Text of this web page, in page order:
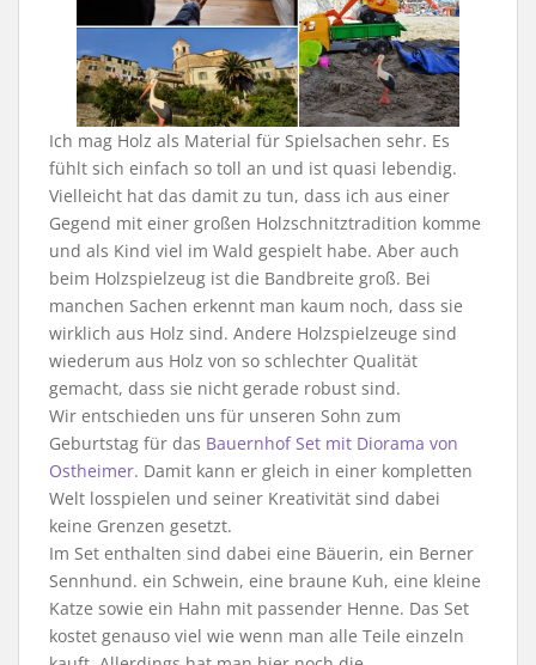
Ich mag Holz als Material für Spielsachen sehr. Es
fühlt sich einfach so toll an und ist quasi lebendig.
Vielleicht hat das damit zu tun, dass ich aus einer
Gegend mit einer großen Holzschnitztradition komme
und als Kind viel im Wald gespielt habe. Aber auch
beim Holzspielzeug ist die Bandbreite groß. Bei
manchen Sachen erkennt man kaum noch, dass sie
wirklich aus Holz sind. Andere Holzspielzeuge sind
wiederum aus Holz von so schlechter Qualität
gemacht, dass sie nicht gerade robust sind.
Wir entschieden uns für unseren Sohn zum
Geburtstag für das Bauernhof Set mit Diorama von
Ostheimer. Damit kann er gleich in einer kompletten
Welt losspielen und seiner Kreativität sind dabei
keine Grenzen gesetzt.
Im Set enthalten sind dabei eine Bäuerin, ein Berner
Sennhund. ein Schwein, eine braune Kuh, eine kleine
Katze sowie ein Hahn mit passender Henne. Das Set
kostet genauso viel wie wenn man alle Teile einzeln